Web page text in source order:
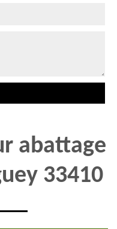
abattage
33410